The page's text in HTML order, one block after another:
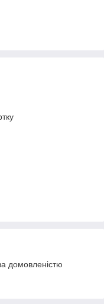
домовленістю